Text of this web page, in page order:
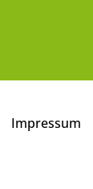
Impressum